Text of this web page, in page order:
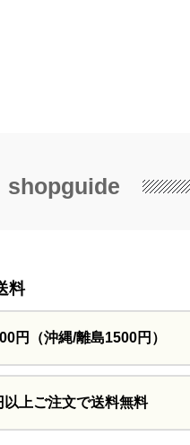
shopguide
料
円 （沖縄/離島1500円）
以上ご注文で送料無料